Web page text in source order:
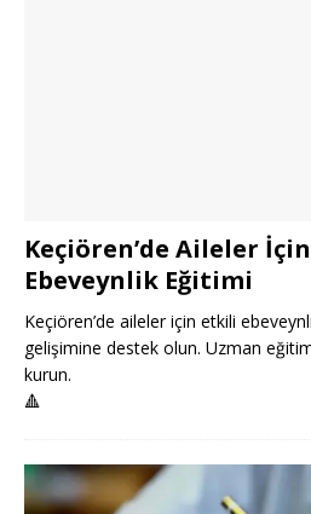
Keçiören’de Aileler
Ebeveynlik Eğitimi
Keçiören’de aileler için etkili
gelişimine destek olun. Uzman
kurun.
🔺